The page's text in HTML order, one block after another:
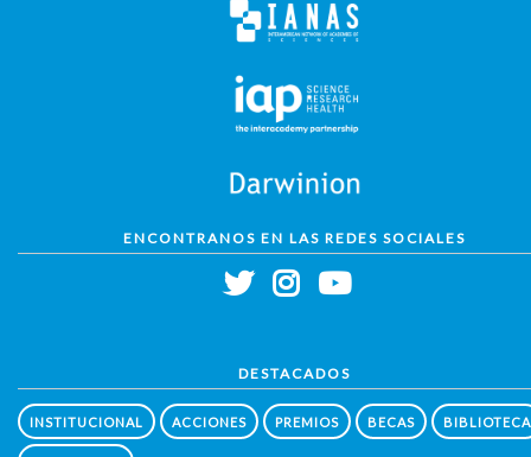
ENCONTRANOS EN LAS REDES SOCIALES
DESTACADOS
INSTITUCIONAL ACCIONES PREMIOS BECAS BIBLIOTECA